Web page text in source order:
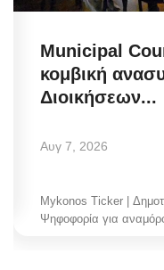
Municipal
κομβική
Διοικήσεων...
Αυγ 7, 2026
Mykonos Ticker |
Ψηφοφορία για